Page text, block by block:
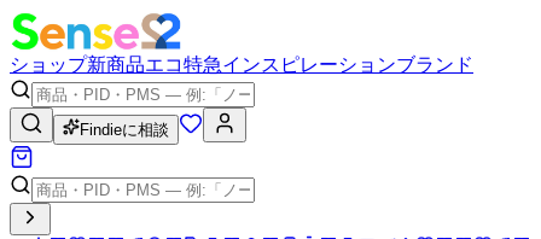
ショップ新商品エコ特急インスピレーションブランド
Findieに相談